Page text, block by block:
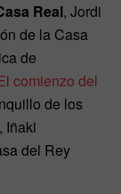
Real, Jordi
de la Casa
de
comienzo del
de los
Iñaki
del Rey